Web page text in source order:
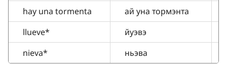
hay una tormenta
ай уна тормэнта
llueve*
йуэвэ
nieva*
ньэва